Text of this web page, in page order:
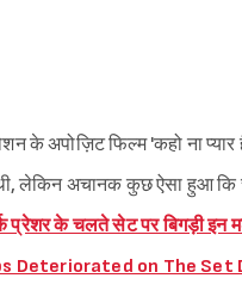
के अपोज़िट फिल्म 'कहो ना प्यार
लेकिन अचानक कुछ ऐसा हुआ कि
प्रेशर के चलते सेट पर बिगड़ी इन
Deteriorated on The Set